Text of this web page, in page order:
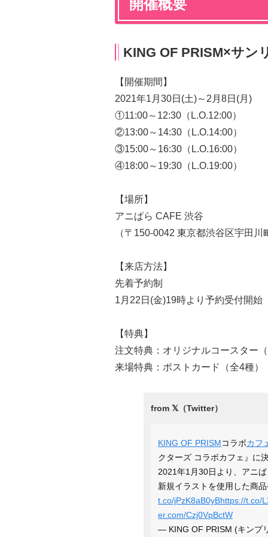
開催概要
KING OF PRISM×サン
【開催期間】
2021年1月30日(土)～2月8日(月)
①11:00～12:30（L.O.12:00）
②13:00～14:30（L.O.14:00）
③15:00～16:30（L.O.16:00）
④18:00～19:30（L.O.19:00）
【場所】
アニぱら CAFE 渋谷
（〒150-0042 東京都渋谷区宇田
【来店方法】
先着予約制
1月22日(金)19時より予約受付開始
【特典】
注文特典：オリジナルコースター
来場特典：ポストカード（全4種）
KING OF PRISMコラボカフ
クターズ コラボカフェ』に
2021年1月30日より、アニ
新規イラストを使用した商
t.co/jPzK8aB0yBhttps://t.co/
er.com/Czj0VpBctW
— KING OF PRISM (キンプ